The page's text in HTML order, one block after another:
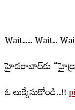
Wait…. Wait..
హైదరాబాద్‌కు
ఓ లుక్కేసుకోండి..!!